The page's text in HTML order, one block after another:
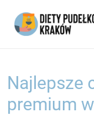
Najlepsze
premium